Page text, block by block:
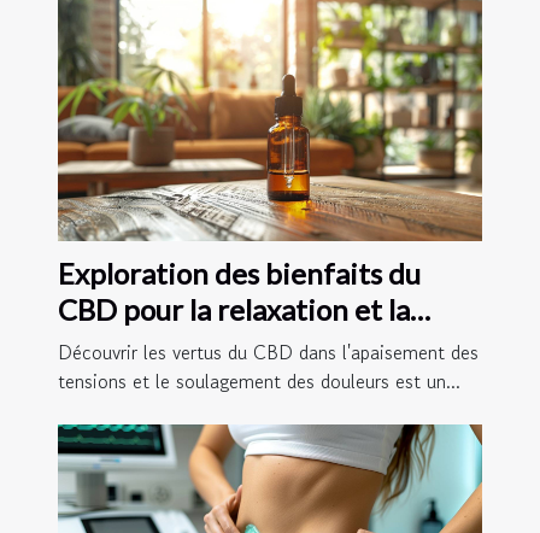
Exploration des bienfaits du
CBD pour la relaxation et la
gestion de la douleur
Découvrir les vertus du CBD dans l'apaisement des
tensions et le soulagement des douleurs est un...